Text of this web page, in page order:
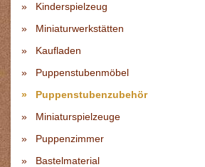
Kinderspielzeug
Miniaturwerkstätten
Kaufladen
Puppenstubenmöbel
Puppenstubenzubehör
Miniaturspielzeuge
Puppenzimmer
Bastelmaterial